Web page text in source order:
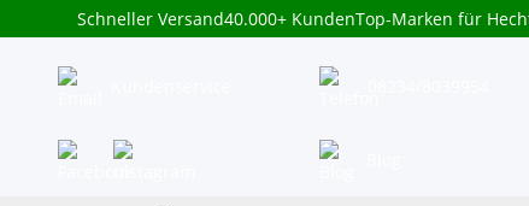
Schneller Versand40.000+ KundenTop-Marken für